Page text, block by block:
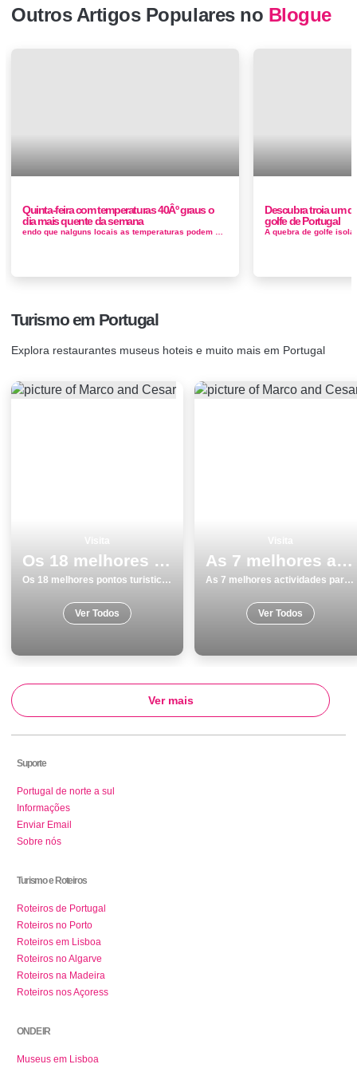
Outros Artigos Populares no Blogue
Quinta-feira com temperaturas 40Âº graus o
dia mais quente da semana
Descubra troia um
golfe de Portugal
Turismo em Portugal
Explora restaurantes museus hoteis e muito mais em Portugal
Os 18 melhores pontos turisticos para visitar em Coimbra
Os 18 melhores pontos turisticos para visitar em Coimbra
Ver Todos
As 7 melhores actividades para fazer e visitar na Ilha de SÃ£o Miguel
As 7 melhores actividades para fazer e visitar na Ilha de SÃ£o Miguel
Ver Todos
Ver mais
Suporte
Portugal de norte a sul
Informações
Enviar Email
Sobre nós
Turismo e Roteiros
Roteiros de Portugal
Roteiros no Porto
Roteiros em Lisboa
Roteiros no Algarve
Roteiros na Madeira
Roteiros nos Açoress
ONDE IR
Museus em Lisboa